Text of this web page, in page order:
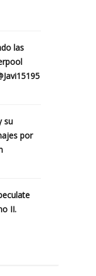
las
su
por
II.